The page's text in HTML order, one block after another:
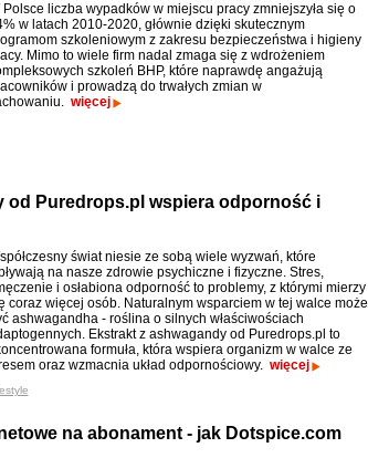
Polsce liczba wypadków w miejscu pracy zmniejszyła się o
w latach 2010-2020, głównie dzięki skutecznym
szkoleniowym z zakresu bezpieczeństwa i higieny
Mimo to wiele firm nadal zmaga się z wdrożeniem
szkoleń BHP, które naprawdę angażują
i prowadzą do trwałych zmian w
więcej
od Puredrops.pl wspiera odporność i
świat niesie ze sobą wiele wyzwań, które
na nasze zdrowie psychiczne i fizyczne. Stres,
i osłabiona odporność to problemy, z którymi mierzy
coraz więcej osób. Naturalnym wsparciem w tej walce może
ashwagandha - roślina o silnych właściwościach
Ekstrakt z ashwagandy od Puredrops.pl to
formuła, która wspiera organizm w walce ze
oraz wzmacnia układ odpornościowy. więcej
na abonament - jak Dotspice.com